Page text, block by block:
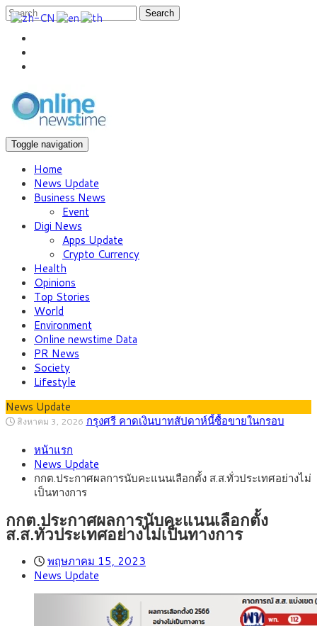
Search
Toggle navigation
Home
News Update
Business News
Event
Digi News
Apps Update
Crypto Currency
Health
Opinions
Top Stories
World
Environment
Online newstime Data
PR News
Society
Lifestyle
News Update
สิงหาคม 3, 2026 กรุงศรี คาดเงินบาทสัปดาห์นี้ซื้อขายในกรอบ
เดินหน้า 5 ยุทธศาสตร์ รื้อโครงสร้างเศรษฐกิจ ดันไทยโตเต็ม
ศักยภาพ
กรกฎาคม 27, 2026
ติดลายการ์ตูน กรมศุลกากร เตือนผู้ปกครองเฝ้าระวัง หลังยึดล็อต
ใหญ่จากเยอรมนี
กรกฎาคม 27, 2026 กรุงศรี คาดเงินบาทสัปดาห์นี้ (27–31 ก.ค.
2569) ซื้อขายในกรอบ 33.40-34.00 มองเฟดคงดอกเบี้ย
สิงหาคม 5, 2026 ครม.ไฟเขียวหลักการ ร่าง พ.ร.ฎ. เปิดทาง รฟม.เดิน
หน้ารถไฟฟ้าสงขลา โมโนเรล 12.54 กม. เชื่อมเมืองหาดใหญ่
สิงหาคม 4, 2026 สธ.ชี้ รพ.รัฐแบกรับผู้ป่วยบัตรทอง 87% แต่ได้งบ
รายหัวเพียง 2,618 บาท เสนอทบทวนจัดสรรงบให้สอดคล้องภาระ
งานจริง
หน้าแรก
News Update
กกต.ประกาศผลการนับคะแนนเลือกตั้ง ส.ส.ทั่วประเทศอย่างไม่
เป็นทางการ
กกต.ประกาศผลการนับคะแนนเลือกตั้ง
ส.ส.ทั่วประเทศอย่างไม่เป็นทางการ
พฤษภาคม 15, 2023
News Update